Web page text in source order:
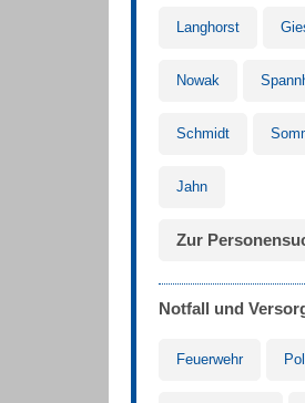
Langhorst
Nowak
Schmidt
Jahn
Zur
Notfall und
Feuerwehr